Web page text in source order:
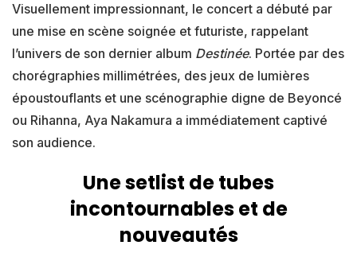
Visuellement impressionnant, le concert a débuté par
une mise en scène soignée et futuriste, rappelant
l’univers de son dernier album Destinée. Portée par des
chorégraphies millimétrées, des jeux de lumières
époustouflants et une scénographie digne de Beyoncé
ou Rihanna, Aya Nakamura a immédiatement captivé
son audience.
Une setlist de tubes
incontournables et de
nouveautés